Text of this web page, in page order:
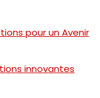
pour un Avenir
innovantes